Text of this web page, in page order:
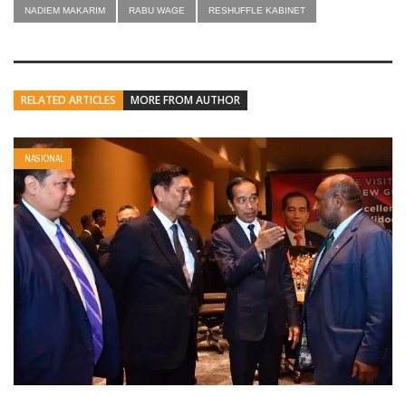
NADIEM MAKARIM RABU WAGE RESHUFFLE KABINET
RELATED ARTICLES MORE FROM AUTHOR
NASIONAL